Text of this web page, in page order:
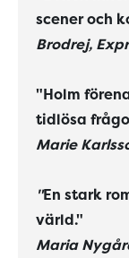
scener och
Brodrej,
"Holm
tidlösa
Marie
"En stark
värld."
Maria